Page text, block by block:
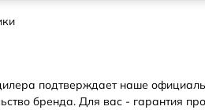
подтверждает наше
бренда. Для вас - гарантия